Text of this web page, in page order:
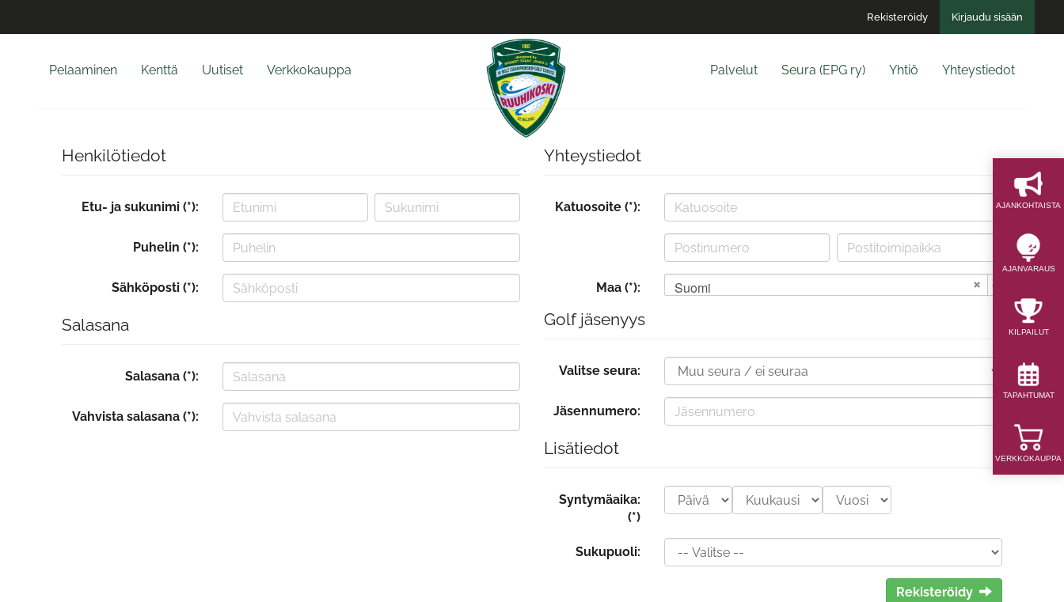
Rekisteröidy Kirjaudu sisään
Pelaaminen Kenttä Uutiset Verkkokauppa Yhteystiedot
Yhtiö
Seura (EPG ry)
Palvelut
AJAN­KOHTAISTA
AJAN­VARAUS
KILPAILUT
TAPAHTUMAT
VERKKOKAUPPA
Henkilötiedot
Etu- ja sukunimi (*):
Puhelin (*):
Sähköposti (*):
Salasana
Salasana (*):
Vahvista salasana (*):
Yhteystiedot
Katuosoite (*):
Maa (*): Suomi
Golf jäsenyys
Valitse seura:
Jäsennumero:
Lisätiedot
Syntymäaika:
(*)
Sukupuoli:
Rekisteröidy